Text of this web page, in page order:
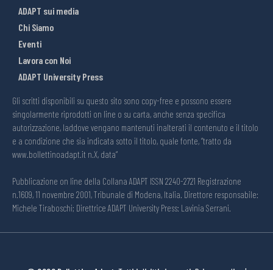
ADAPT sui media
Chi Siamo
Eventi
Lavora con Noi
ADAPT University Press
Gli scritti disponibili su questo sito sono copy-free e possono essere
singolarmente riprodotti on line o su carta, anche senza specifica
autorizzazione, laddove vengano mantenuti inalterati il contenuto e il titolo
e a condizione che sia indicata sotto il titolo, quale fonte, “tratto da
www.bollettinoadapt.it n.X, data“
Pubblicazione on line della Collana ADAPT ISSN 2240-2721 Registrazione
n.1609, 11 novembre 2001, Tribunale di Modena, Italia. Direttore responsabile:
Michele Tiraboschi; Direttrice ADAPT University Press: Lavinia Serrani.